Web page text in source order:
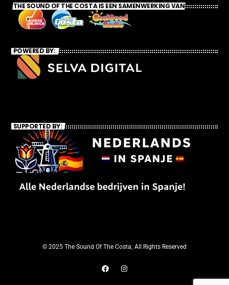
THE SOUND OF THE COSTA IS EEN SAMENWERKING VAN
POWERED BY:
SUPPORTED BY:
© 2025 The Sound Of The Costa; All Rights Reserved